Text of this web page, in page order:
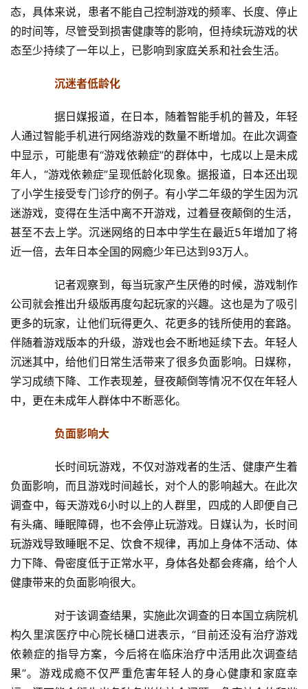
首
页
新
闻
资
财
经
商
业
A
经
济
金
融
互
联
娱
乐
综
态，具体来说，患者不能自己控制游戏的频率、长度、停止
的时间等，尽管受到损害健康等的影响，但持续玩游戏的状
态至少持续了一年以上，已影响到家庭关系和社会生活。
沉迷者低龄化
据日媒报道，在日本，随着智能手机的普及，年轻
人通过智能手机进行网络游戏的数量不断增加。在此次调查
中显示，可能患有“游戏依赖症”的群体中，七成以上是未成
年人，“游戏依赖症”呈现低龄化现象。据报道，日本还出现
了小学生接受专门诊疗的例子。有小学二年级的学生因为沉
迷游戏，变得在生活中离不开游戏，过着昼夜颠倒的生活，
甚至不去上学。沉迷网络的日本中学生在最近5年增加了将
近一倍，去年日本全国的网瘾少年已达到93万人。
记者观察到，每当玩家产生厌倦的时候，游戏制作
公司就会推出升级版再度勾起玩家的兴趣。这也是为了吸引
更多的玩家，让他们玩得更久、花更多的钱所使用的套路。
伴随着游戏版本的升级，游戏也会不断地延续下去。年轻人
沉迷其中，给他们日常生活带来了很多负面影响。日媒称，
学习成绩下降、工作表现差，昼夜颠倒等情况不仅在年轻人
中，更在未成年人群体中不断恶化。
负面影响大
长时间玩游戏，不仅对游戏者的生活、健康产生着
负面影响，而且游戏时间越长，对个人的影响越大。在此次
调查中，每天游戏6小时以上的人群里，四成的人即便自己
有头痛、睡眠障碍，也不会停止玩游戏。日媒认为，长时间
玩游戏导致睡眠不足、饮食不规律，再加上身体不活动、体
力下降、骨密度低于正常水平，身体各处都会疼痛，给个人
健康带来的负面影响很大。
对于该调查结果，实施此次调查的日本国立病院机
构久里滨医疗中心院长樋口进表示，“目前还没有治疗游戏
依赖症的指导方案，今后将在临床治疗中活用此次调查结
果”。游戏成瘾不仅严重危害年轻人的身心健康和家庭幸